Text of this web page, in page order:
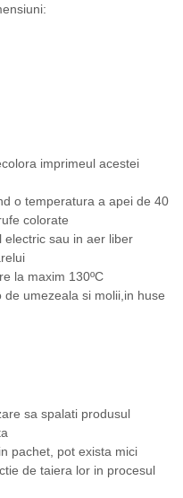
imprimeul acestei
o temperatura a apei de 40
colorate
electric sau in aer liber
la maxim 130ºC
umezeala si molii,in huse
sa spalati produsul
pachet, pot exista mici
de taiera lor in procesul